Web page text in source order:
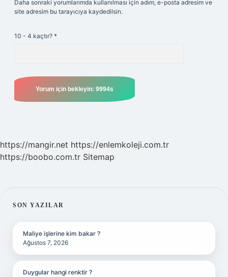
Daha sonraki yorumlarımda kullanılması için adım, e-posta adresim ve
site adresim bu tarayıcıya kaydedilsin.
10 - 4 kaçtır? *
https://mangir.net https://enlemkoleji.com.tr
https://boobo.com.tr Sitemap
SIDEBAR
SON YAZILAR
Maliye işlerine kim bakar ?
Ağustos 7, 2026
Duygular hangi renktir ?